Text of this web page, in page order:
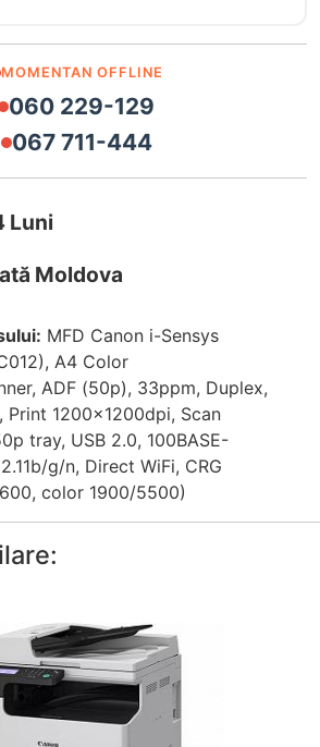
MOMENTAN OFFLINE
060 229-129
067 711-444
Luni
Moldova
MFD Canon i-Sensys
A4 Color
ADF (50p), 33ppm, Duplex,
Print 1200x1200dpi, Scan
tray, USB 2.0, 100BASE-
g/n, Direct WiFi, CRG
color 1900/5500)